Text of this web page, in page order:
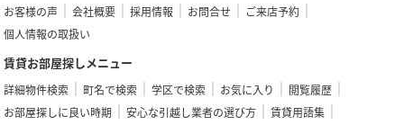
お客様の声
会社概要 採用情報 お問合せ
ご来店予約
個人情報の取扱い
賃貸お部屋探しメニュー
詳細物件検索 町名で検索 学区で検索 お気に入り
閲覧履歴
お部屋探しに良い時期
安心な引越し業者の選び方
賃貸用語集